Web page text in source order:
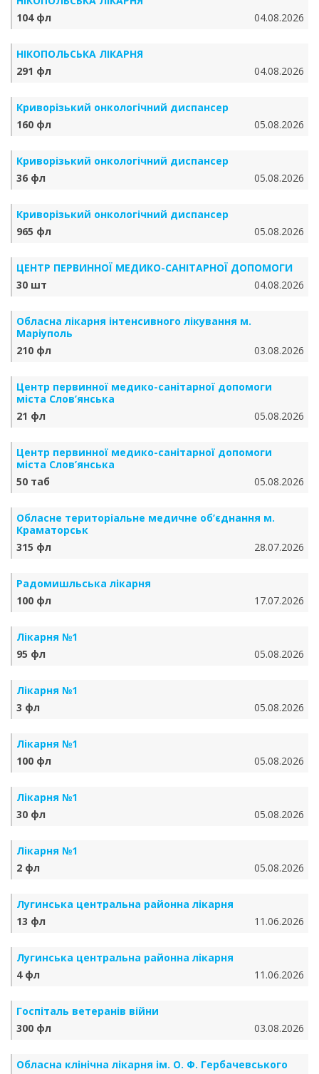
104 фл
04.08.2026
НІКОПОЛЬСЬКА ЛІКАРНЯ
291 фл
04.08.2026
Криворізький онкологічний диспансер
160 фл
05.08.2026
Криворізький онкологічний диспансер
36 фл
05.08.2026
Криворізький онкологічний диспансер
965 фл
05.08.2026
ЦЕНТР ПЕРВИННОЇ МЕДИКО-САНІТАРНОЇ ДОПОМОГИ
30 шт
04.08.2026
Обласна лікарня інтенсивного лікування м.
Маріуполь
210 фл
03.08.2026
Центр первинної медико-санітарної допомоги
міста Слов’янська
21 фл
05.08.2026
Центр первинної медико-санітарної допомоги
міста Слов’янська
50 таб
05.08.2026
Обласне територіальне медичне об’єднання м.
Краматорськ
315 фл
28.07.2026
Радомишльська лікарня
100 фл
17.07.2026
Лікарня №1
95 фл
05.08.2026
Лікарня №1
3 фл
05.08.2026
Лікарня №1
100 фл
05.08.2026
Лікарня №1
30 фл
05.08.2026
Лікарня №1
2 фл
05.08.2026
Лугинська центральна районна лікарня
13 фл
11.06.2026
Лугинська центральна районна лікарня
4 фл
11.06.2026
Госпіталь ветеранів війни
300 фл
03.08.2026
Обласна клінічна лікарня ім. О. Ф. Гербачевського